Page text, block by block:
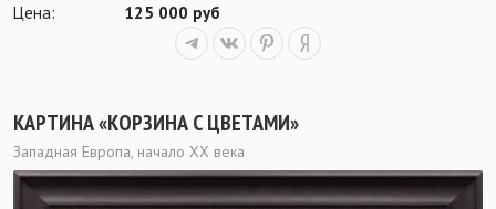
Цена:
125 000 руб
КАРТИНА «КОРЗИНА С ЦВЕТАМИ»
Западная Европа, начало ХХ века